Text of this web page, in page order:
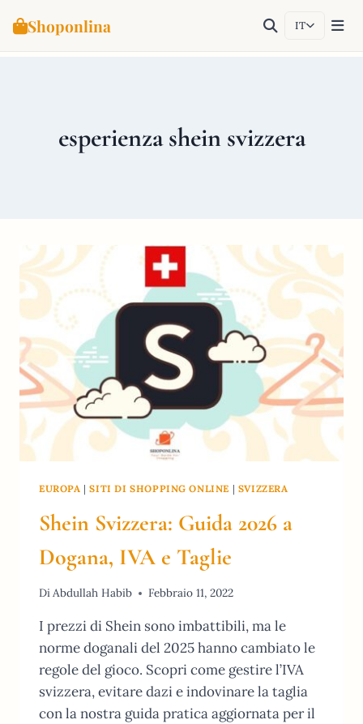
Shoponlina IT
esperienza shein svizzera
EUROPA |SITI DI SHOPPING ONLINE | SVIZZERA
Shein Svizzera: Guida 2026 a
Dogana, IVA e Taglie
DiAbdullah Habib Febbraio 11, 2022
I prezzi di Shein sono imbattibili, ma le
norme doganali del 2025 hanno cambiato le
regole del gioco. Scopri come gestire l’IVA
svizzera, evitare dazi e indovinare la taglia
con la nostra guida pratica aggiornata per il